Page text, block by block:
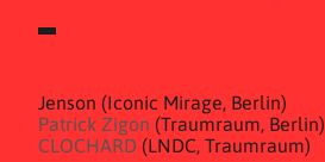
Jenson (Iconic Mirage, Berlin)
Patrick Zigon (Traumraum, Berlin)
CLOCHARD (LNDC, Traumraum)